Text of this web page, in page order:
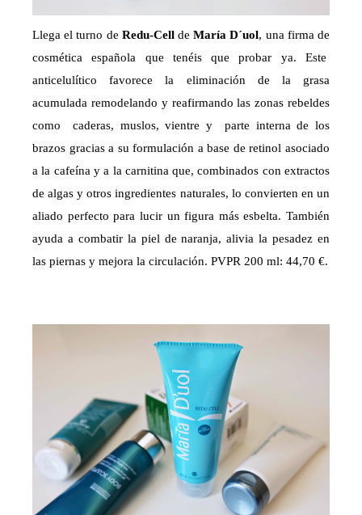
Llega el turno de Redu-CelldeMaría D´uol, una firma de
cosmética española que tenéis que probar ya. Este
anticelulítico favorece la eliminación de la grasa
acumulada remodelando y reafirmando las zonas rebeldes
como caderas, muslos, vientre y parte interna de los
brazos gracias a su formulación a base de retinol asociado
a la cafeína y a la carnitina que, combinados con extractos
de algas y otros ingredientes naturales, lo convierten en un
aliado perfecto para lucir un figura más esbelta. También
ayuda a combatir la piel de naranja, alivia la pesadez en
las piernas y mejora la circulación. PVPR 200 ml: 44,70 €.